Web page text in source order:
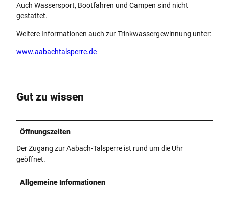
Auch Wassersport, Bootfahren und Campen sind nicht
gestattet.
Weitere Informationen auch zur Trinkwassergewinnung unter:
www.aabachtalsperre.de
Gut zu wissen
Öffnungszeiten
Der Zugang zur Aabach-Talsperre ist rund um die Uhr
geöffnet.
Allgemeine Informationen